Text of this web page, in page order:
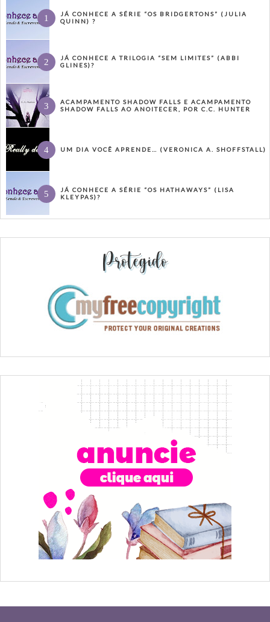
JÁ CONHECE A SÉRIE “OS BRIDGERTONS” (JULIA
QUINN) ?
JÁ CONHECE A TRILOGIA “SEM LIMITES” (ABBI
GLINES)?
ACAMPAMENTO SHADOW FALLS E ACAMPAMENTO
SHADOW FALLS AO ANOITECER, POR C.C. HUNTER
UM DIA VOCÊ APRENDE… (VERONICA A. SHOFFSTALL)
JÁ CONHECE A SÉRIE “OS HATHAWAYS” (LISA
KLEYPAS)?
Protegido